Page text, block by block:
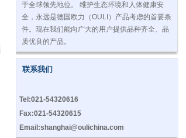
于全球领先地位。 维护生态环境和人体健康安
全，永远是德国欧力（OULI）产品考虑的首要条
件。现在我们能向广大的用户提供品种齐全、品
质优良的产品。
联系我们
Tel:021-54320616
Fax:021-54320615
Email:shanghai@oulichina.com